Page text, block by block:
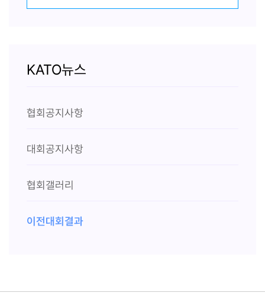
KATO뉴스
협회공지사항
대회공지사항
협회갤러리
이전대회결과